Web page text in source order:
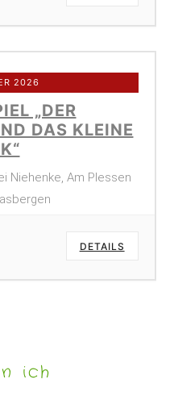
2026
„DER
DAS KLEINE
Niehenke, Am Plessen
DETAILS
ich